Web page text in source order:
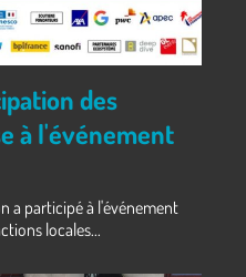
des
à l'événement
a participé à l'événement
locales...